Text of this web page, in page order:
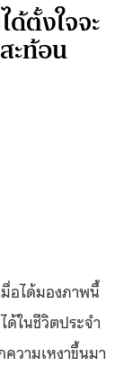
ตั้งใจจะ
ะท้อน
อได้มองภาพนี้
ในชีวิตประจำ
วามเหงาขึ้นมา